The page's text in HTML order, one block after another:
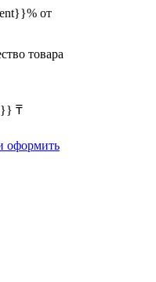
от
товара
₸
оформить